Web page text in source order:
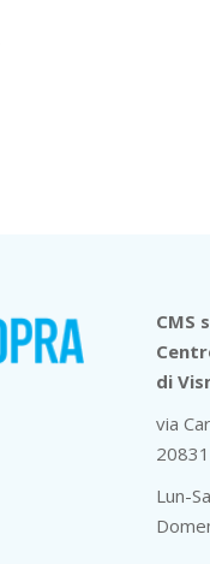
CMS
di
via
Lun-